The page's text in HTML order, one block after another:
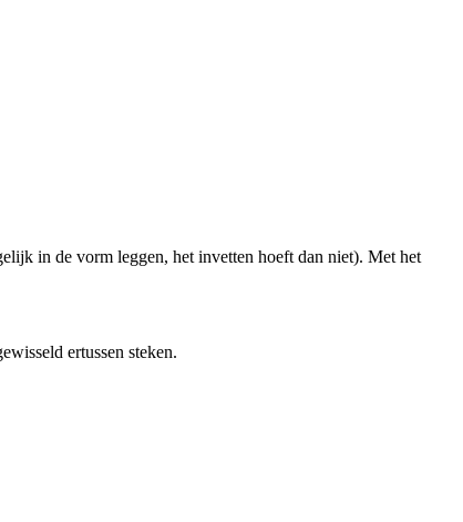
in de vorm leggen, het invetten hoeft dan niet). Met het
ertussen steken.